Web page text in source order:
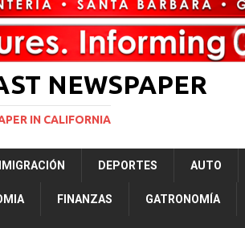
en décadas promete impulsar la investigación
NEWSPAPER
IN CALIFORNIA
DEPORTES AUTO
FINANZAS GATRONOMÍA